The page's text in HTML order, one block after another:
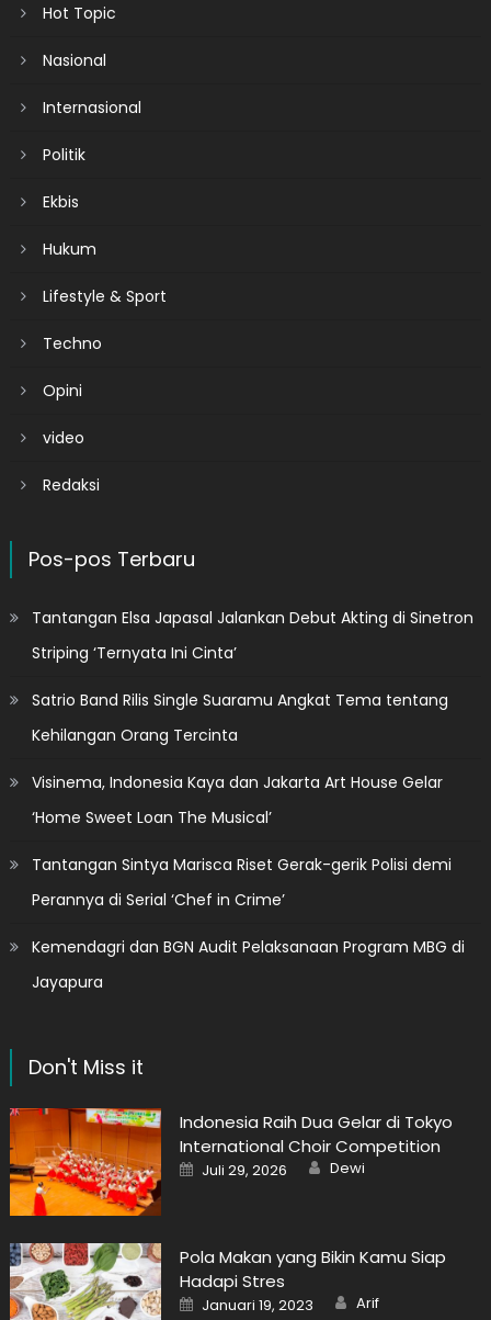
Hot Topic
Nasional
Internasional
Politik
Ekbis
Hukum
Lifestyle & Sport
Techno
Opini
video
Redaksi
Pos-pos Terbaru
Tantangan Elsa Japasal Jalankan Debut Akting di Sinetron
Striping ‘Ternyata Ini Cinta’
Satrio Band Rilis Single Suaramu Angkat Tema tentang
Kehilangan Orang Tercinta
Visinema, Indonesia Kaya dan Jakarta Art House Gelar
‘Home Sweet Loan The Musical’
Tantangan Sintya Marisca Riset Gerak-gerik Polisi demi
Perannya di Serial ‘Chef in Crime’
Kemendagri dan BGN Audit Pelaksanaan Program MBG di
Jayapura
Don't Miss it
Indonesia Raih Dua Gelar di Tokyo
International Choir Competition
Posted
on
Juli 29, 2026 Author
Dewi
Pola Makan yang Bikin Kamu Siap
Hadapi Stres
Posted
on
Januari 19, 2023 Author
Arif